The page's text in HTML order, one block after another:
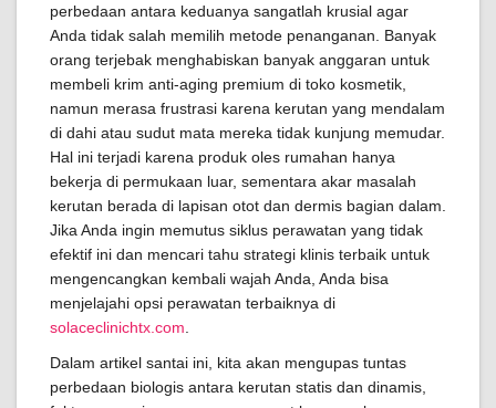
perbedaan antara keduanya sangatlah krusial agar
Anda tidak salah memilih metode penanganan. Banyak
orang terjebak menghabiskan banyak anggaran untuk
membeli krim anti-aging premium di toko kosmetik,
namun merasa frustrasi karena kerutan yang mendalam
di dahi atau sudut mata mereka tidak kunjung memudar.
Hal ini terjadi karena produk oles rumahan hanya
bekerja di permukaan luar, sementara akar masalah
kerutan berada di lapisan otot dan dermis bagian dalam.
Jika Anda ingin memutus siklus perawatan yang tidak
efektif ini dan mencari tahu strategi klinis terbaik untuk
mengencangkan kembali wajah Anda, Anda bisa
menjelajahi opsi perawatan terbaiknya di
solaceclinichtx.com
Dalam artikel santai ini, kita akan mengupas tuntas
perbedaan biologis antara kerutan statis dan dinamis,